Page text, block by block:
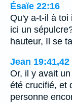
Ésaïe 22:16
Qu'y a-t-il à toi
ici un
hauteur, Il se
Jean 19:41,42
Or, il y avait
été crucifié, et
personne